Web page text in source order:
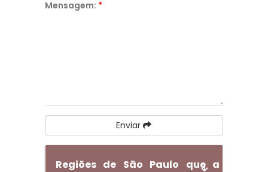
Mensagem: *
Enviar
Regiões de São Paulo que a